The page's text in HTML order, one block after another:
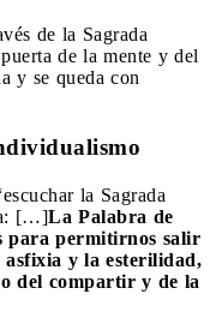
de la Sagrada
de la mente y del
y se queda con
la Sagrada
[…]La Palabra de
para permitirnos salir
y la esterilidad,
del compartir y de la